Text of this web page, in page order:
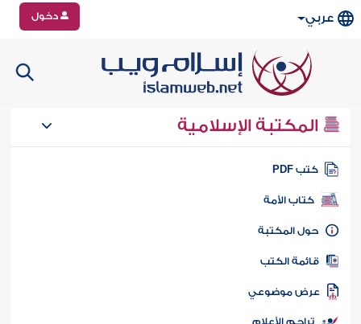
عربي دخول
المكتبة الإسلامية
كتب PDF
كتاب الأمة
المكتبة
الكتب